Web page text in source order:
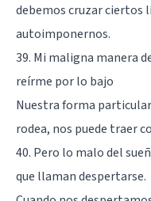
debemos cruzar ciertos
autoimponernos.
39. Mi maligna manera
reírme por lo bajo
Nuestra forma
rodea, nos puede traer
40. Pero lo malo del
que llaman despertarse.